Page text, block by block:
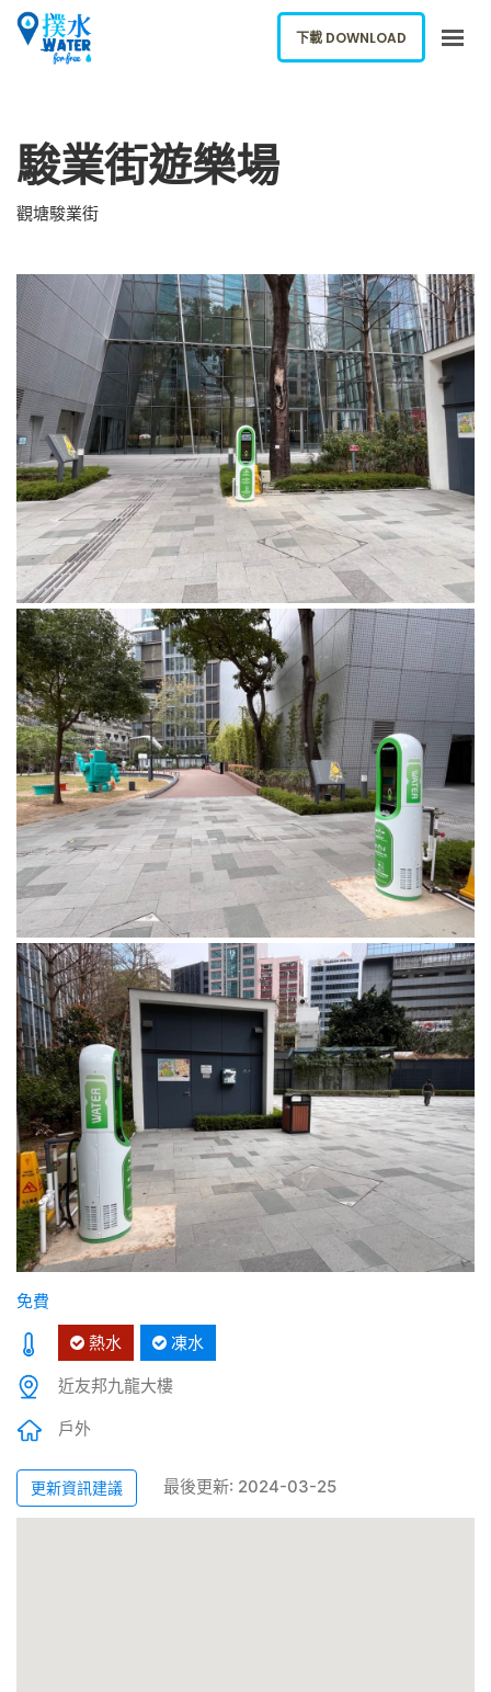
下載應用
ENGLISH
下載 DOWNLOAD
駿業街遊樂場
觀塘駿業街
免費
熱水
凍水
近友邦九龍大樓
戶外
更新資訊建議 最後更新: 2024-03-25
下載 DOWNLOAD